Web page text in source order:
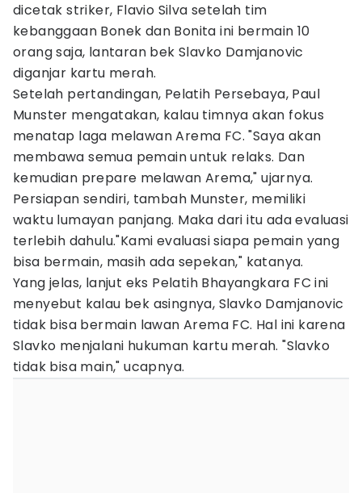
dicetak striker, Flavio Silva setelah tim
kebanggaan Bonek dan Bonita ini bermain 10
orang saja, lantaran bek Slavko Damjanovic
diganjar kartu merah.
Setelah pertandingan, Pelatih Persebaya, Paul
Munster mengatakan, kalau timnya akan fokus
menatap laga melawan Arema FC. "Saya akan
membawa semua pemain untuk relaks. Dan
kemudian prepare melawan Arema," ujarnya.
Persiapan sendiri, tambah Munster, memiliki
waktu lumayan panjang. Maka dari itu ada evaluasi
terlebih dahulu."Kami evaluasi siapa pemain yang
bisa bermain, masih ada sepekan," katanya.
Yang jelas, lanjut eks Pelatih Bhayangkara FC ini
menyebut kalau bek asingnya, Slavko Damjanovic
tidak bisa bermain lawan Arema FC. Hal ini karena
Slavko menjalani hukuman kartu merah. "Slavko
tidak bisa main," ucapnya.